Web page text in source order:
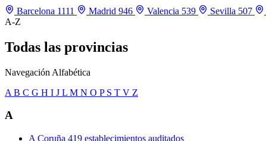
Barcelona 1111 Madrid 946 Valencia 539 Sevilla 507
A-Z
Todas las provincias
Navegación Alfabética
A B C G H I J L M N O P S T V Z
A
A Coruña 419 establecimientos auditados